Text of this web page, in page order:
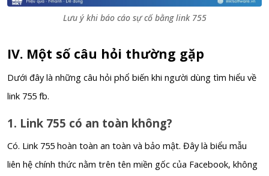
Lưu ý khi báo cáo sự cố bằng link 755
IV. Một số câu hỏi thường gặp
Dưới đây là những câu hỏi phổ biến khi người dùng tìm hiểu về
link 755 fb.
1. Link 755 có an toàn không?
Có. Link 755 hoàn toàn an toàn và bảo mật. Đây là biểu mẫu
liên hệ chính thức nằm trên tên miền gốc của Facebook, không